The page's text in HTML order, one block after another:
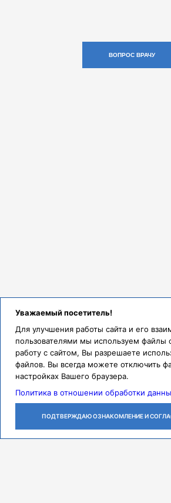
ВОПРОС ВРАЧУ
КАБИНЕТ
ЗАЯВКУ
Уважаемый посетитель!
Для улучшения работы сайта и его
пользователями мы используем файлы
работу с сайтом, Вы разрешаете
файлов. Вы всегда можете отключить
настройках Вашего браузера.
Политика в отношении обработки
ПОДТВЕРЖДАЮ ОЗНАКОМЛЕНИЕ И